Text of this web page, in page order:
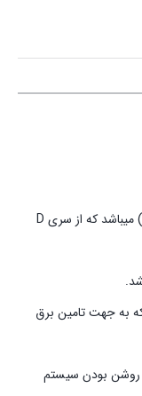
این محصول آمپ ساخت شرکت دابسر (Dabser) میباشد که از سری D
به جهت تامین برق
روشن بودن سیستم